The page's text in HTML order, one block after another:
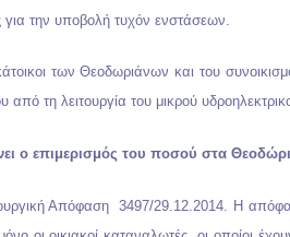
την υποβολή τυχόν ενστάσεων.
των Θεοδωριάνων και του
τη λειτουργία του μικρού
ο επιμερισμός του ποσού στα
Απόφαση 3497/29.12.2014. Η